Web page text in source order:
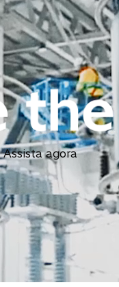
Assista agora